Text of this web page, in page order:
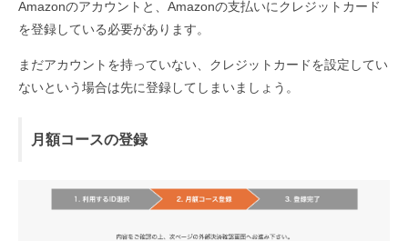
Amazonのアカウントと、Amazonの支払いにクレジットカード
を登録している必要があります。
まだアカウントを持っていない、クレジットカードを設定してい
ないという場合は先に登録してしまいましょう。
月額コースの登録